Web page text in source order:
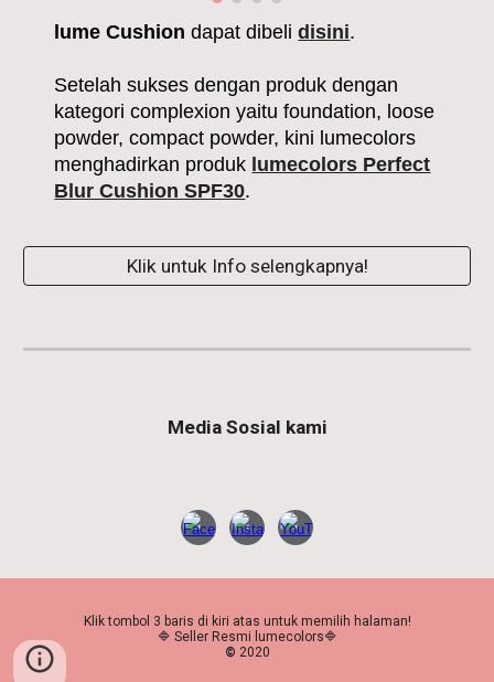
lumeCushiondapat dibelidisini.
Setelah sukses dengan produk dengan
kategori complexion yaitu foundation, loose
powder, compact powder, kini lumecolors
menghadirkan produk lumecolors Perfect
Blur Cushion SPF30.
Klik untuk Info selengkapnya!
Media Sosial kami
Klik tombol 3 baris di kiri atas untuk memilih halaman!
🔷 Seller Resmi lumecolors🔷
© 2020